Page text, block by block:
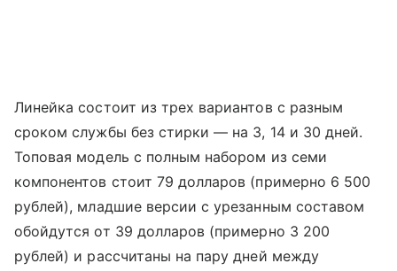
Линейка состоит из трех вариантов с разным
сроком службы без стирки — на 3, 14 и 30 дней.
Топовая модель с полным набором из семи
компонентов стоит 79 долларов (примерно 6 500
рублей), младшие версии с урезанным составом
обойдутся от 39 долларов (примерно 3 200
рублей) и рассчитаны на пару дней между